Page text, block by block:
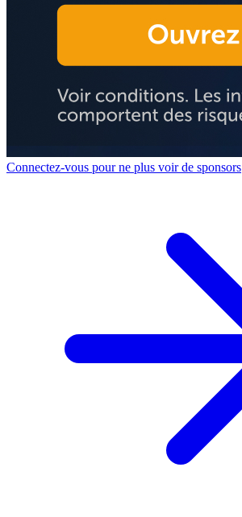
Connectez-vous pour ne plus voir de sponsors